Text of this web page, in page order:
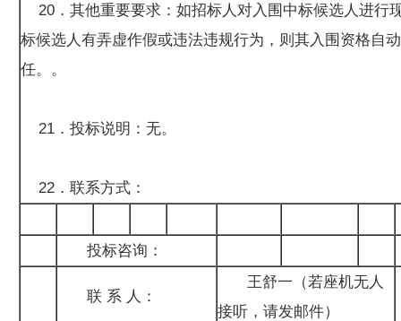
20．其他重要要求：如招标人对入围中标候选人进行
标候选人有弄虚作假或违法违规行为，则其入围资格自
任。。
21．投标说明：无。
22．联系方式：
投标咨询：
联 系 人：
王舒一（若座机无人
接听，请发邮件）